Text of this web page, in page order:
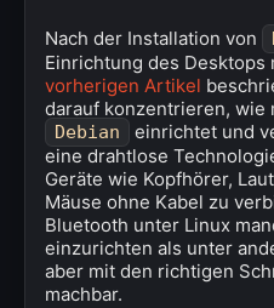
Nach der Installation von
Einrichtung des Desktops
vorherigen Artikel
darauf konzentrieren, wie
Debian
einrichtet und
eine drahtlose
Geräte wie Kopfhörer,
Mäuse ohne Kabel zu
Bluetooth unter Linux
einzurichten als unter
aber mit den richtigen
machbar.